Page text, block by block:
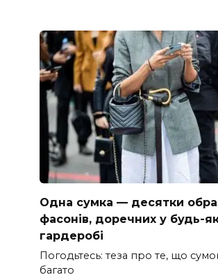
Одна сумка — десятки
фасонів, доречних у будь-
гардеробі
Погодьтесь: теза про те, що
багато